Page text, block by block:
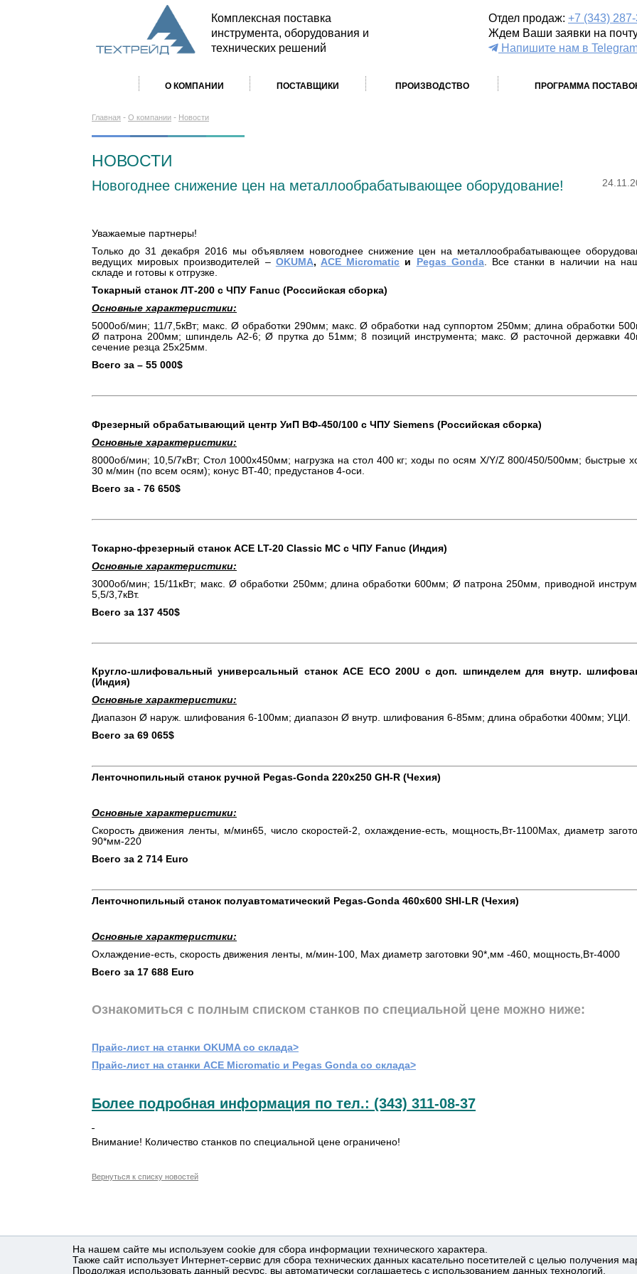
Комплексная поставка
инструмента, оборудования и
технических решений
Отдел продаж: +7 (343)
Ждем Ваши заявки на
Напишите нам в
О КОМПАНИИ ПОСТАВЩИКИ ПРОИЗВОДСТВО ПРОГРАММА
Главная - О компании - Новости
НОВОСТИ
Новогоднее снижение цен на металлообрабатывающее оборудование!
Уважаемые партнеры!
Только до 31 декабря 2016 мы объявляем новогоднее снижение цен на металлообрабатывающее
ведущих мировых производителей – OKUMA,ACE Micromatic и Pegas Gonda. Все станки в наличии на
складе и готовы к отгрузке.
Токарный станок ЛТ-200 с ЧПУ Fanuc (Российская сборка)
Основные характеристики:
5000об/мин; 11/7,5кВт; макс. Ø обработки 290мм; макс. Ø обработки над суппортом 250мм; длина обработки
Ø патрона 200мм; шпиндель A2-6; Ø прутка до 51мм; 8 позиций инструмента; макс. Ø расточной державки
сечение резца 25х25мм.
Всего за – 55 000$
Фрезерный обрабатывающий центр УиП ВФ-450/100 с ЧПУ Siemens (Российская сборка)
Основные характеристики:
8000об/мин; 10,5/7кВт; Стол 1000х450мм; нагрузка на стол 400 кг; ходы по осям X/Y/Z 800/450/500мм; быстрые
30 м/мин (по всем осям); конус BT-40; предустанов 4-оси.
Всего за - 76 650$
Токарно-фрезерный станок АСЕ LT-20 Classic MC c ЧПУ Fanuc (Индия)
Основные характеристики:
3000об/мин; 15/11кВт; макс. Ø обработки 250мм; длина обработки 600мм; Ø патрона 250мм, приводной
5,5/3,7кВт.
Всего за 137 450$
Кругло-шлифовальный универсальный станок АСЕ ECO 200U с доп. шпинделем для внутр.
(Индия)
Основные характеристики:
Диапазон Ø наруж. шлифования 6-100мм; диапазон Ø внутр. шлифования 6-85мм; длина обработки 400мм; УЦИ.
Всего за 69 065$
Ленточнопильный станок ручной Pegas-Gonda 220x250 GH-R (Чехия)
Основные характеристики:
Скорость движения ленты, м/мин65, число скоростей-2, охлаждение-есть, мощность,Вт-1100Max, диаметр
90*мм-220
Всего за 2 714 Euro
Ленточнопильный станок полуавтоматический Pegas-Gonda 460x600 SHI-LR (Чехия)
Основные характеристики:
Охлаждение-есть, скорость движения ленты, м/мин-100, Max диаметр заготовки 90*,мм -460, мощность,Вт-4000
Всего за 17 688 Euro
Ознакомиться с полным списком станков по специальной цене можно ниже:
Прайс-лист на станки OKUMA со склада>
Прайс-лист на станки ACE Micromatic и Pegas Gonda со склада>
Более подробная информация по тел.: (343) 311-08-37
Внимание! Количество станков по специальной цене ограничено!
Вернуться к списку новостей
© Техтрейд, 1999-2023 год О КОМПАНИИ ПОСТАВЩИКИ ПРОИЗВОДСТВО
На нашем сайте мы используем cookie для сбора информации технического характера.
Также сайт использует Интернет-сервис для сбора технических данных касательно посетителей с целью получения
Продолжая использовать данный ресурс, вы автоматически соглашаетесь с использованием данных технологий.